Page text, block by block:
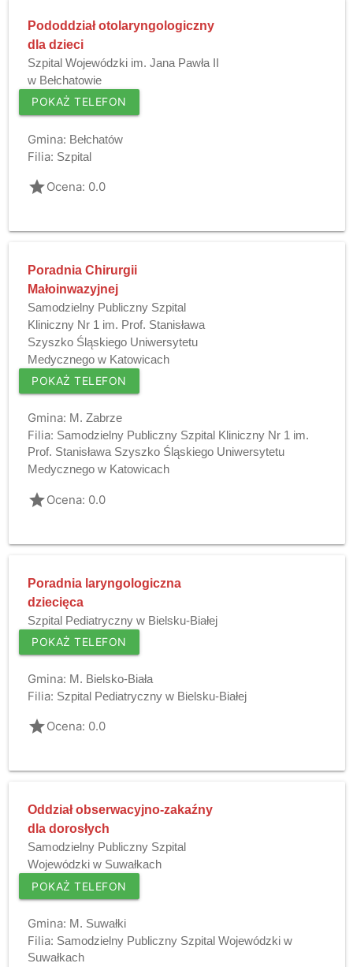
Pododdział otolaryngologiczny
dla dzieci
Szpital Wojewódzki im. Jana Pawła II
w Bełchatowie
POKAŻ TELEFON
Gmina: Bełchatów
Filia: Szpital
gradeOcena: 0.0
Poradnia Chirurgii
Małoinwazyjnej
Samodzielny Publiczny Szpital
Kliniczny Nr 1 im. Prof. Stanisława
Szyszko Śląskiego Uniwersytetu
Medycznego w Katowicach
POKAŻ TELEFON
Gmina: M. Zabrze
Filia: Samodzielny Publiczny Szpital Kliniczny Nr 1 im.
Prof. Stanisława Szyszko Śląskiego Uniwersytetu
Medycznego w Katowicach
gradeOcena: 0.0
Poradnia laryngologiczna
dziecięca
Szpital Pediatryczny w Bielsku-Białej
POKAŻ TELEFON
Gmina: M. Bielsko-Biała
Filia: Szpital Pediatryczny w Bielsku-Białej
gradeOcena: 0.0
Oddział obserwacyjno-zakaźny
dla dorosłych
Samodzielny Publiczny Szpital
Wojewódzki w Suwałkach
POKAŻ TELEFON
Gmina: M. Suwałki
Filia: Samodzielny Publiczny Szpital Wojewódzki w
Suwałkach